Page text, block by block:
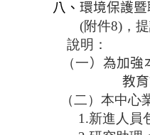
八、環境保護
(附件8)，提
說明：
（一）為加強
教
（二）本中
1.新進人員